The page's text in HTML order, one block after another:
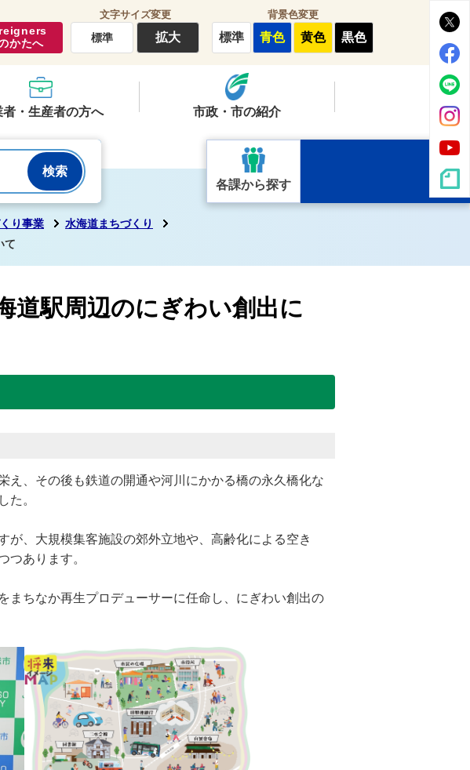
し・行政
かたへ
文字サイズ変更
標準 拡大
背景色変更
標準 青色 黄色 黒色
者・生産者の方へ 市政・市の紹介
各課から探す
り事業
水海道まちづくり
て
道駅周辺のにぎわい創出に
、その後も鉄道の開通や河川にかかる橋の永久橋化な
た。
、大規模集客施設の郊外立地や、高齢化による空き
つあります。
ちなか再生プロデューサーに任命し、にぎわい創出の